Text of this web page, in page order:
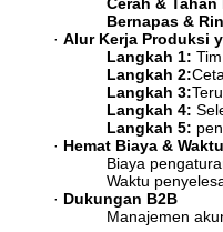
Bernapas &
· Alur Kerja Produksi
Langkah 1:
Langkah 2:
Langkah 3:
Langkah 4:
Langkah 5:
· Hemat Biaya & Waktu
Biaya
Waktu
· Dukungan B2B
Manajemen